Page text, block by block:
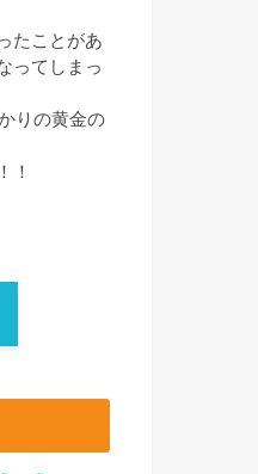
たことがあ
ってしまっ
りの黄金の
！